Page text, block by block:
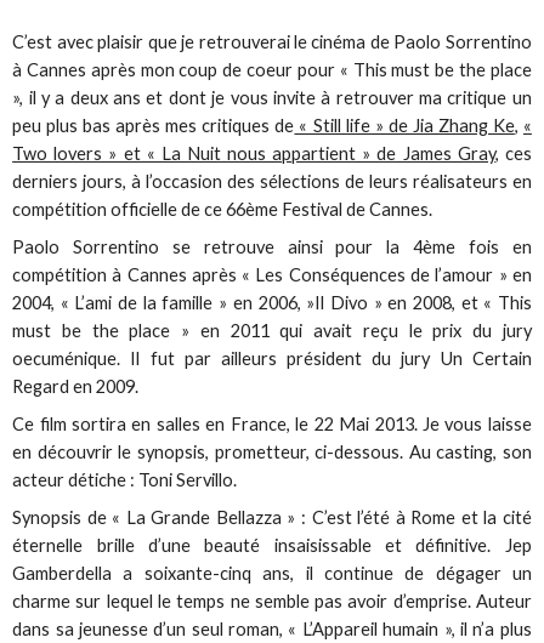
C’est avec plaisir que je retrouverai le cinéma de Paolo Sorrentino
à Cannes après mon coup de coeur pour « This must be the place
», il y a deux ans et dont je vous invite à retrouver ma critique un
peu plus bas après mes critiques de « Still life » de Jia Zhang Ke, «
Two lovers » et « La Nuit nous appartient » de James Gray, ces
derniers jours, à l’occasion des sélections de leurs réalisateurs en
compétition officielle de ce 66ème Festival de Cannes.
Paolo Sorrentino se retrouve ainsi pour la 4ème fois en
compétition à Cannes après « Les Conséquences de l’amour » en
2004, « L’ami de la famille » en 2006, »Il Divo » en 2008, et « This
must be the place » en 2011 qui avait reçu le prix du jury
oecuménique. Il fut par ailleurs président du jury Un Certain
Regard en 2009.
Ce film sortira en salles en France, le 22 Mai 2013. Je vous laisse
en découvrir le synopsis, prometteur, ci-dessous. Au casting, son
acteur détiche : Toni Servillo.
Synopsis de « La Grande Bellazza » : C’est l’été à Rome et la cité
éternelle brille d’une beauté insaisissable et définitive. Jep
Gamberdella a soixante-cinq ans, il continue de dégager un
charme sur lequel le temps ne semble pas avoir d’emprise. Auteur
dans sa jeunesse d’un seul roman, « L’Appareil humain », il n’a plus